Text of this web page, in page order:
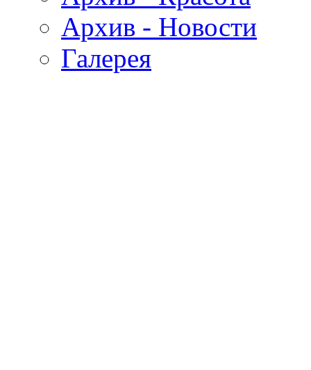
Архив - Новости
Галерея